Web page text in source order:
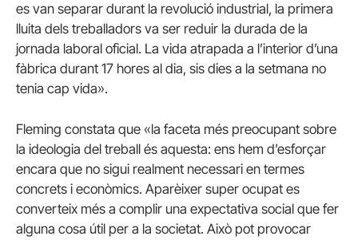
es van separar durant la revolució industrial, la primera
lluita dels treballadors va ser reduir la durada de la
jornada laboral oficial. La vida atrapada a l’interior d’una
fàbrica durant 17 hores al dia, sis dies a la setmana no
tenia cap vida».
Fleming constata que «la faceta més preocupant sobre
la ideologia del treball és aquesta: ens hem d’esforçar
encara que no sigui realment necessari en termes
concrets i econòmics. Aparèixer super ocupat es
converteix més a complir una expectativa social que fer
alguna cosa útil per a la societat. Això pot provocar